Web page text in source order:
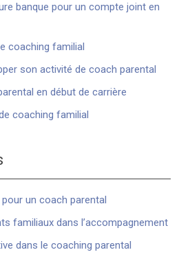
banque pour un compte joint en
coaching familial
son activité de coach parental
en début de carrière
coaching familial
un coach parental
familiaux dans l’accompagnement
dans le coaching parental